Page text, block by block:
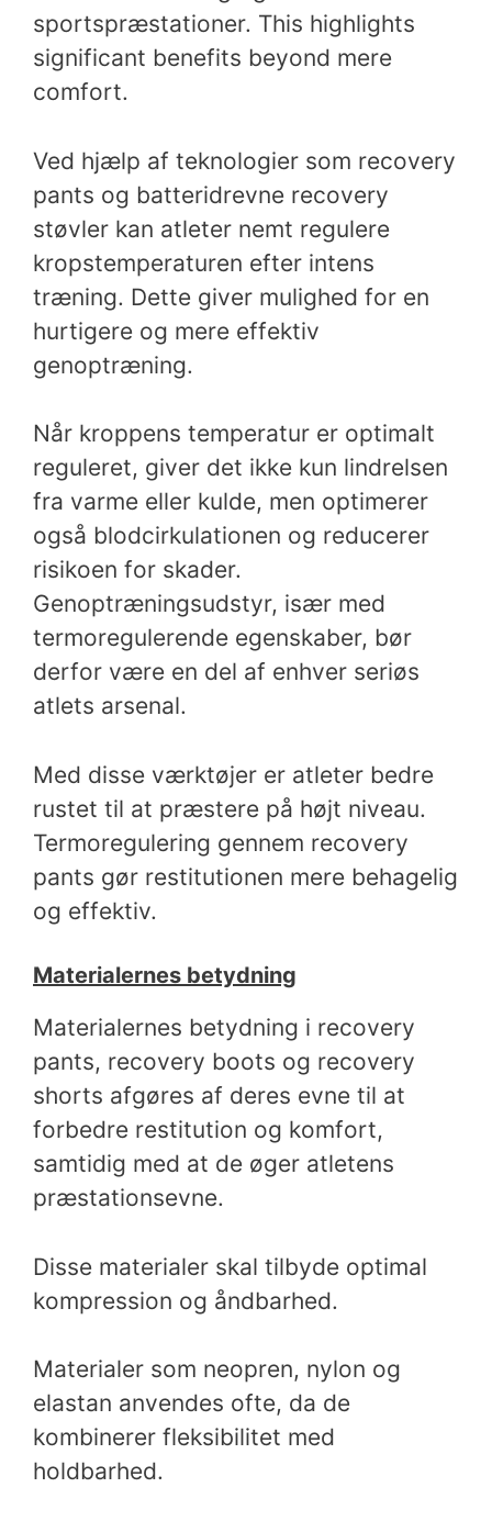
sportspræstationer. This highlights
significant benefits beyond mere
comfort.
Ved hjælp af teknologier som recovery
pants og batteridrevne recovery
støvler kan atleter nemt regulere
kropstemperaturen efter intens
træning. Dette giver mulighed for en
hurtigere og mere effektiv
genoptræning.
Når kroppens temperatur er optimalt
reguleret, giver det ikke kun lindrelsen
fra varme eller kulde, men optimerer
også blodcirkulationen og reducerer
risikoen for skader.
Genoptræningsudstyr, især med
termoregulerende egenskaber, bør
derfor være en del af enhver seriøs
atlets arsenal.
Med disse værktøjer er atleter bedre
rustet til at præstere på højt niveau.
Termoregulering gennem recovery
pants gør restitutionen mere behagelig
og effektiv.
Materialernes betydning
Materialernes betydning i recovery
pants, recovery boots og recovery
shorts afgøres af deres evne til at
forbedre restitution og komfort,
samtidig med at de øger atletens
præstationsevne.
Disse materialer skal tilbyde optimal
kompression og åndbarhed.
Materialer som neopren, nylon og
elastan anvendes ofte, da de
kombinerer fleksibilitet med
holdbarhed.